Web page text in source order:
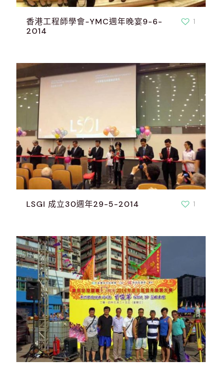
香港工程師學會-YMC週年晚宴9-6-
2014
1
LSGI 成立30週年29-5-2014 1